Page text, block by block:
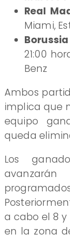
Real
Miami,
21:00
Benz
Ambos
implica que
equipo
queda
Los
a cabo el 8 y
en la zona